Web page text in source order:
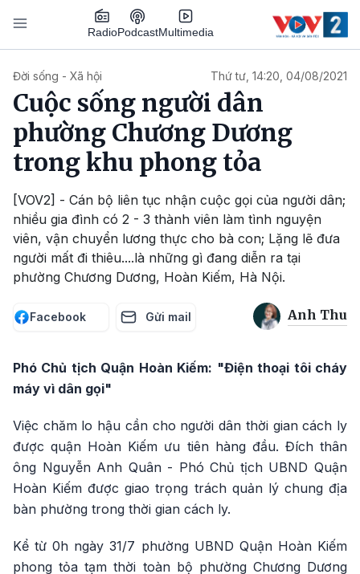
Nhảy đến nội dung
RadioPodcastMultimedia
Đời sống - Xã hội Thứ tư, 14:20, 04/08/2021
Cuộc sống người dân
phường Chương Dương
trong khu phong tỏa
[VOV2] - Cán bộ liên tục nhận cuộc gọi của người dân;
nhiều gia đình có 2 - 3 thành viên làm tình nguyện
viên, vận chuyển lương thực cho bà con; Lặng lẽ đưa
người mất đi thiêu....là những gì đang diễn ra tại
phường Chương Dương, Hoàn Kiếm, Hà Nội.
Facebook Gửi mail Anh Thu
Phó Chủ tịch Quận Hoàn Kiếm: "Điện thoại tôi cháy
máy vì dân gọi"
Việc chăm lo hậu cần cho người dân thời gian cách ly
được quận Hoàn Kiếm ưu tiên hàng đầu. Đích thân
ông Nguyễn Anh Quân - Phó Chủ tịch UBND Quận
Hoàn Kiếm được giao trọng trách quản lý chung địa
bàn phường trong thời gian cách ly.
Kể từ 0h ngày 31/7 phường UBND Quận Hoàn Kiếm
phong tỏa tạm thời toàn bộ phường Chương Dương